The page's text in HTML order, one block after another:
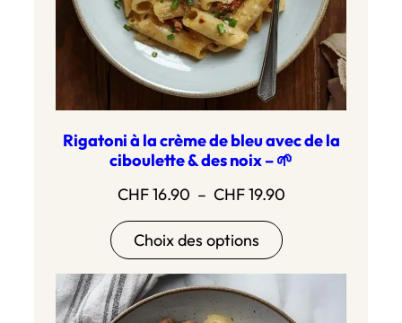
Rigatoni à la crème de bleu avec de la
ciboulette & des noix – 🌱
CHF16.90 – CHF19.90Plage
CHF 19.90
Choix des options